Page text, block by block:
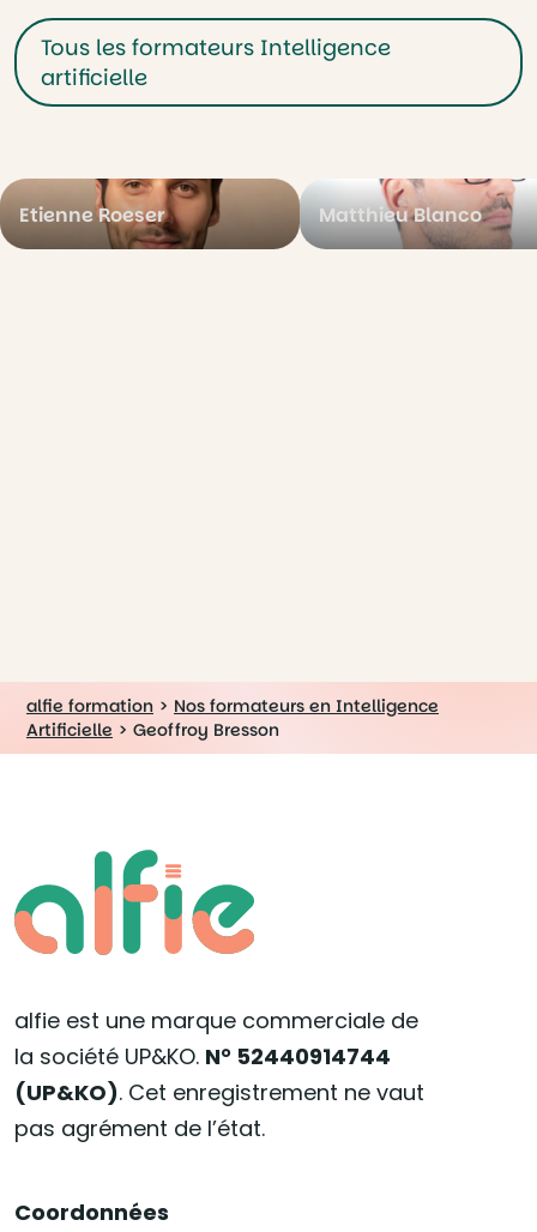
Tous les formateurs Intelligence
artificielle
Etienne Roeser Matthieu Blanco
alfie formation > Nos formateurs en Intelligence
Artificielle > Geoffroy Bresson
alfie est une marque commerciale de
la société UP&KO. N° 52440914744
(UP&KO). Cet enregistrement ne vaut
pas agrément de l’état.
Coordonnées